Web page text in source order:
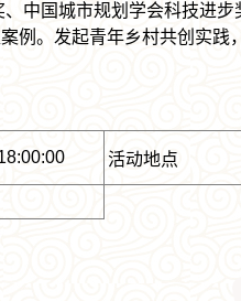
中国城市规划学会科技进
例。发起青年乡村共创实
活动地点